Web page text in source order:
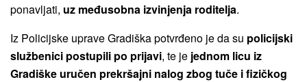
ponavljati, uz međusobna izvinjenja roditelja.
Iz Policijske uprave Gradiška potvrđeno je da su policijski
službenici postupili po prijavi, te je jednom licu iz
Gradiške uručen prekršajni nalog zbog tuče i fizičkog